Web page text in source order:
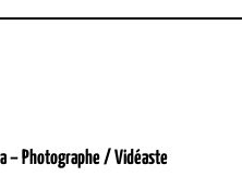
– Photographe / Vidéaste